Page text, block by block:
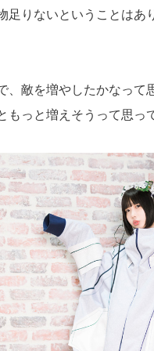
足りないということはあ
敵を増やしたかなって
もっと増えそうって思